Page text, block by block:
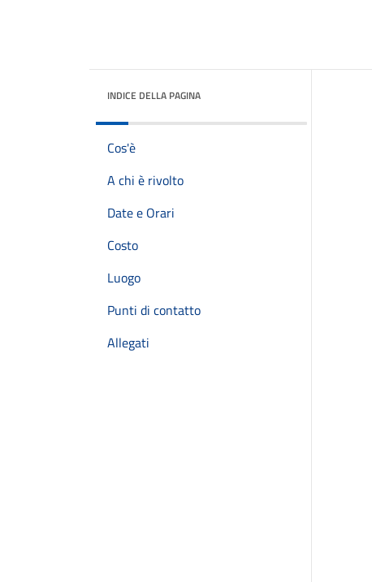
INDICE DELLA PAGINA
Cos'è
A chi è rivolto
Date e Orari
Costo
Luogo
Punti di contatto
Allegati